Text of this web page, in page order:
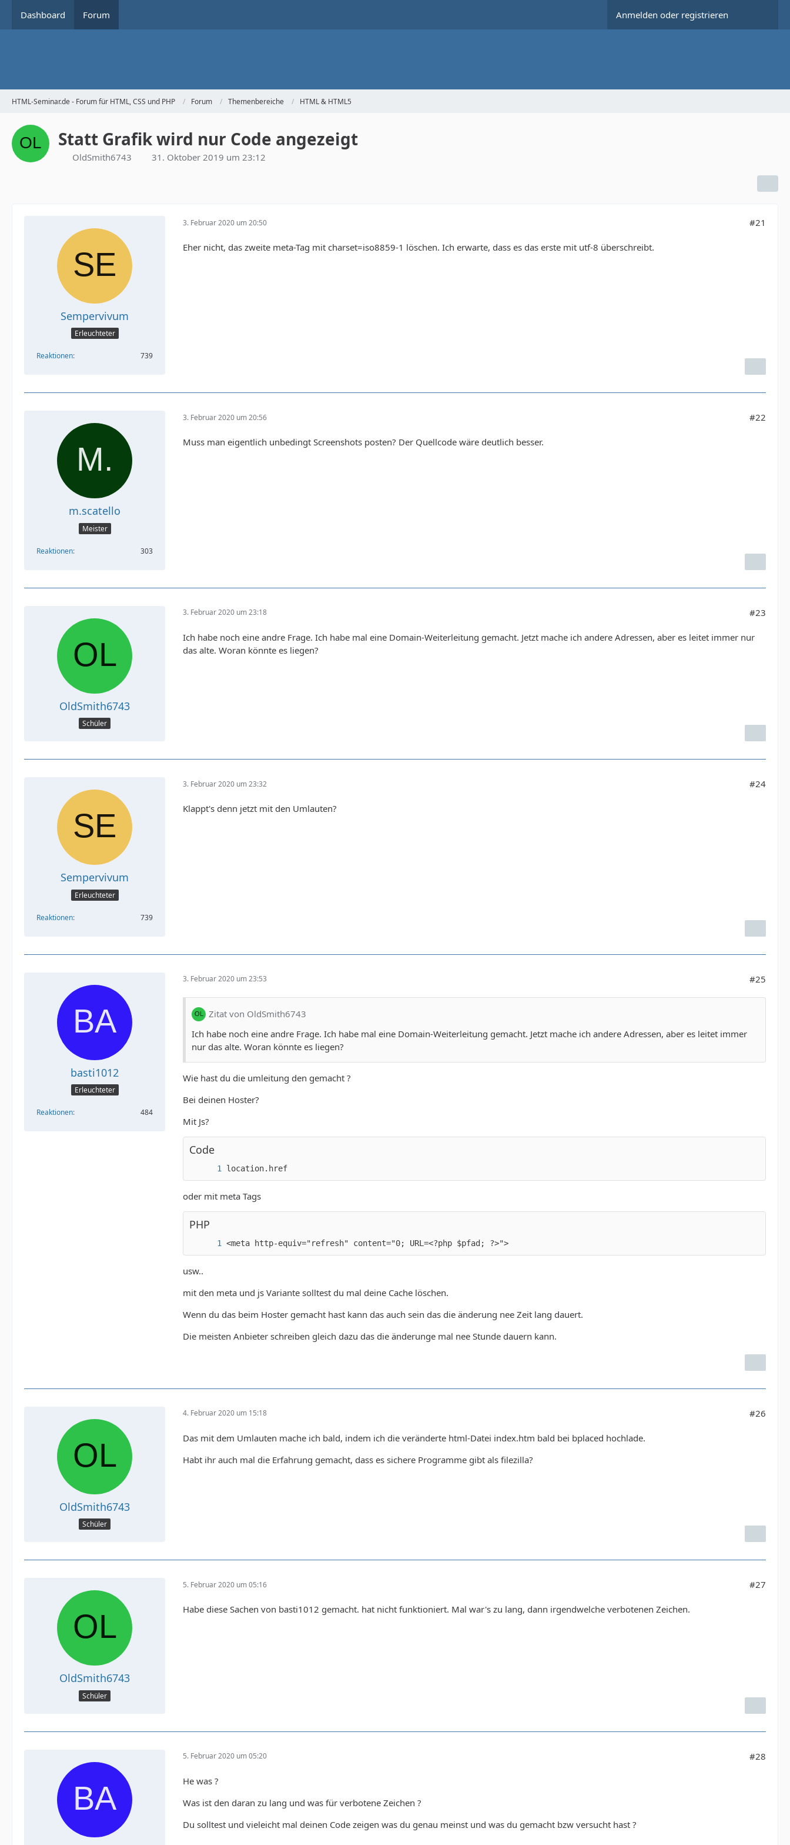
Dashboard Forum Anmelden oder registrieren
HTML-Seminar.de - Forum für HTML, CSS und PHP Forum Themenbereiche HTML & HTML5
Statt Grafik wird nur Code angezeigt
OldSmith6743 31. Oktober 2019 um 23:12
Sempervivum
Erleuchteter
Reaktionen 739
3. Februar 2020 um 20:50 #21
Eher nicht, das zweite meta-Tag mit charset=iso8859-1 löschen. Ich erwarte, dass es das erste mit utf-8 überschreibt.
m.scatello
Meister
Reaktionen 303
3. Februar 2020 um 20:56 #22
Muss man eigentlich unbedingt Screenshots posten? Der Quellcode wäre deutlich besser.
OldSmith6743
Schüler
3. Februar 2020 um 23:18 #23
Ich habe noch eine andre Frage. Ich habe mal eine Domain-Weiterleitung gemacht. Jetzt mache ich andere Adressen, aber es leitet immer nur
das alte. Woran könnte es liegen?
Sempervivum
Erleuchteter
Reaktionen 739
3. Februar 2020 um 23:32 #24
Klappt's denn jetzt mit den Umlauten?
basti1012
Erleuchteter
Reaktionen 484
3. Februar 2020 um 23:53 #25
Zitat von OldSmith6743
Ich habe noch eine andre Frage. Ich habe mal eine Domain-Weiterleitung gemacht. Jetzt mache ich andere Adressen, aber es leitet immer
nur das alte. Woran könnte es liegen?
Wie hast du die umleitung den gemacht ?
Bei deinen Hoster?
Mit Js?
Code
location.href
oder mit meta Tags
PHP
<meta http-equiv="refresh" content="0; URL=<?php $pfad; ?>">
usw..
mit den meta und js Variante solltest du mal deine Cache löschen.
Wenn du das beim Hoster gemacht hast kann das auch sein das die änderung nee Zeit lang dauert.
Die meisten Anbieter schreiben gleich dazu das die änderunge mal nee Stunde dauern kann.
OldSmith6743
Schüler
4. Februar 2020 um 15:18 #26
Das mit dem Umlauten mache ich bald, indem ich die veränderte html-Datei index.htm bald bei bplaced hochlade.
Habt ihr auch mal die Erfahrung gemacht, dass es sichere Programme gibt als filezilla?
OldSmith6743
Schüler
5. Februar 2020 um 05:16 #27
Habe diese Sachen von basti1012 gemacht. hat nicht funktioniert. Mal war's zu lang, dann irgendwelche verbotenen Zeichen.
5. Februar 2020 um 05:20 #28
He was ?
Was ist den daran zu lang und was für verbotene Zeichen ?
Du solltest und vieleicht mal deinen Code zeigen was du genau meinst und was du gemacht bzw versucht hast ?